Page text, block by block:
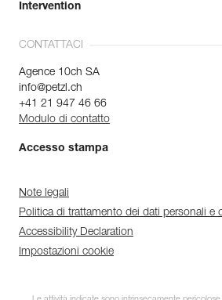
Intervention
CONTATTACI
Agence 10ch SA
info@petzl.ch
+41 21 947 46 66
Modulo di contatto
Accesso stampa
Note legali
Politica di trattamento dei dati personali e
Accessibility Declaration
Impostazioni cookie